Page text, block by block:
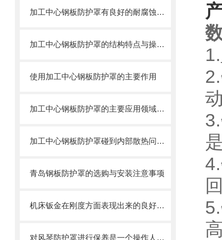
加工中心钢板防护罩有良好的耐腐蚀性，能在各种环境下长时间使用
加工中心钢板防护罩的结构特点与操作维护方式
使用加工中心钢板防护罩的主要作用
加工中心钢板防护罩的主要应用领域和产品的主要特性
加工中心钢板防护罩碰到内部散热问题改怎么办？这篇文章告诉你
青岛钢板防护罩的选购与安装注意事项
机床钣金在刚度方面表现出来的良好特性
对风琴防护罩进行保养是一个操作人员必须具备的技能